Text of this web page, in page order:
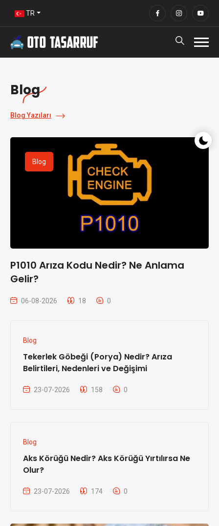
Gece/
TR
Blog
Blog Yazıları
Blog
P1010 Arıza Kodu Nedir? Ne Anlama
Gelir?
06-08-2026 18 0
Blog
Tekerlek Göbeği (Porya) Nedir? Arıza
Belirtileri, Nedenleri ve Değişimi
23-07-2026 158 0
Blog
Aks Körüğü Nedir? Aks Körüğü Yırtılırsa Ne
Olur?
23-07-2026 174 0